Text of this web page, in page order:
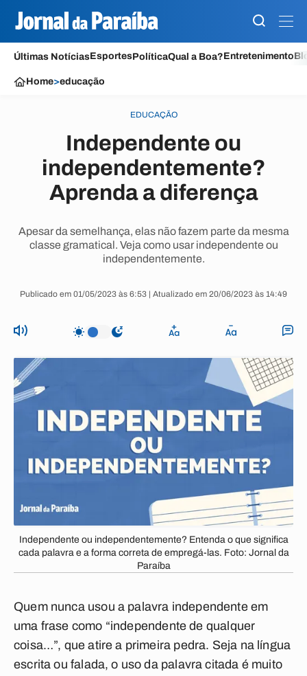
Últimas NotíciasEsportesPolíticaQual a Boa?Entretenimento
Home>educação
EDUCAÇÃO
Independente ou
independentemente?
Aprenda a diferença
Apesar da semelhança, elas não fazem parte da mesma
classe gramatical. Veja como usar independente ou
independentemente.
Publicado em 01/05/2023 às 6:53 | Atualizado em 20/06/2023 às 14:49
Independente ou independentemente? Entenda o que significa
cada palavra e a forma correta de empregá-las. Foto: Jornal da
Paraíba
Quem nunca usou a palavra independente em
uma frase como “independente de qualquer
coisa…”, que atire a primeira pedra. Seja na língua
escrita ou falada, o uso da palavra citada é muito